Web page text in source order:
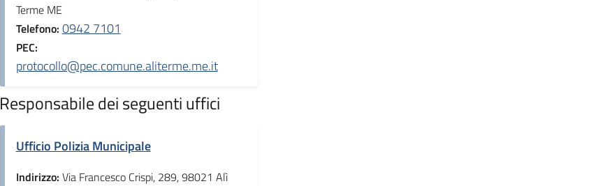
Terme ME
Telefono: 0942 7101
PEC:
protocollo@pec.comune.aliterme.me.it
Responsabile dei seguenti uffici
Ufficio Polizia Municipale
Indirizzo: Via Francesco Crispi, 289, 98021 Alì